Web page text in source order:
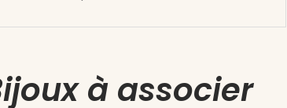
à associer